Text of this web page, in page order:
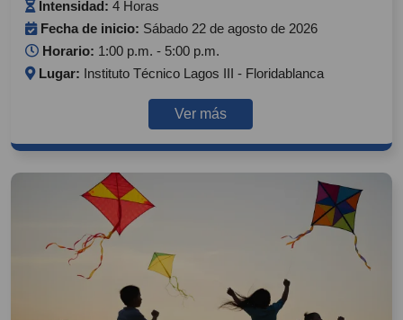
Intensidad: 4 Horas
Fecha de inicio: Sábado 22 de agosto de 2026
Horario: 1:00 p.m. - 5:00 p.m.
Lugar: Instituto Técnico Lagos III - Floridablanca
Ver más